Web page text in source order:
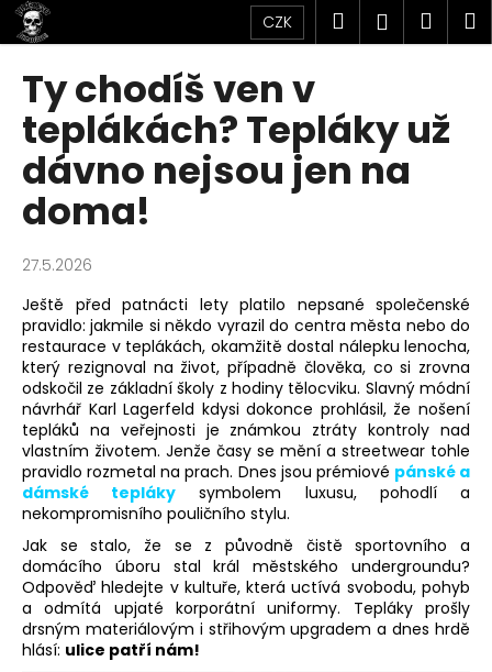
Přejít
na
obsah
CZK Hledat
Ty chodíš ven v
teplákách? Tepláky už
dávno nejsou jen na
doma!
27.5.2026
Ještě před patnácti lety platilo nepsané společenské
pravidlo: jakmile si někdo vyrazil do centra města nebo do
restaurace v teplákách, okamžitě dostal nálepku lenocha,
který rezignoval na život, případně člověka, co si zrovna
odskočil ze základní školy z hodiny tělocviku. Slavný módní
návrhář Karl Lagerfeld kdysi dokonce prohlásil, že nošení
tepláků na veřejnosti je známkou ztráty kontroly nad
vlastním životem. Jenže časy se mění a streetwear tohle
pravidlo rozmetal na prach. Dnes jsou prémiové pánské a
dámské tepláky symbolem luxusu, pohodlí a
nekompromisního pouličního stylu.
Jak se stalo, že se z původně čistě sportovního a
domácího úboru stal král městského undergroundu?
Odpověď hledejte v kultuře, která uctívá svobodu, pohyb
a odmítá upjaté korporátní uniformy. Tepláky prošly
drsným materiálovým i střihovým upgradem a dnes hrdě
hlásí: ulice patří nám!
K
o
C
o
p
o
t
ř
e
b
u
j
e
t
e
n
a
j
í
t
?